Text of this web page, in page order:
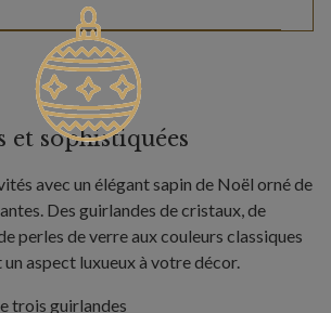
et sophistiquées
avec un élégant sapin de Noël orné de
Des guirlandes de cristaux, de
perles de verre aux couleurs classiques
aspect luxueux à votre décor.
trois guirlandes